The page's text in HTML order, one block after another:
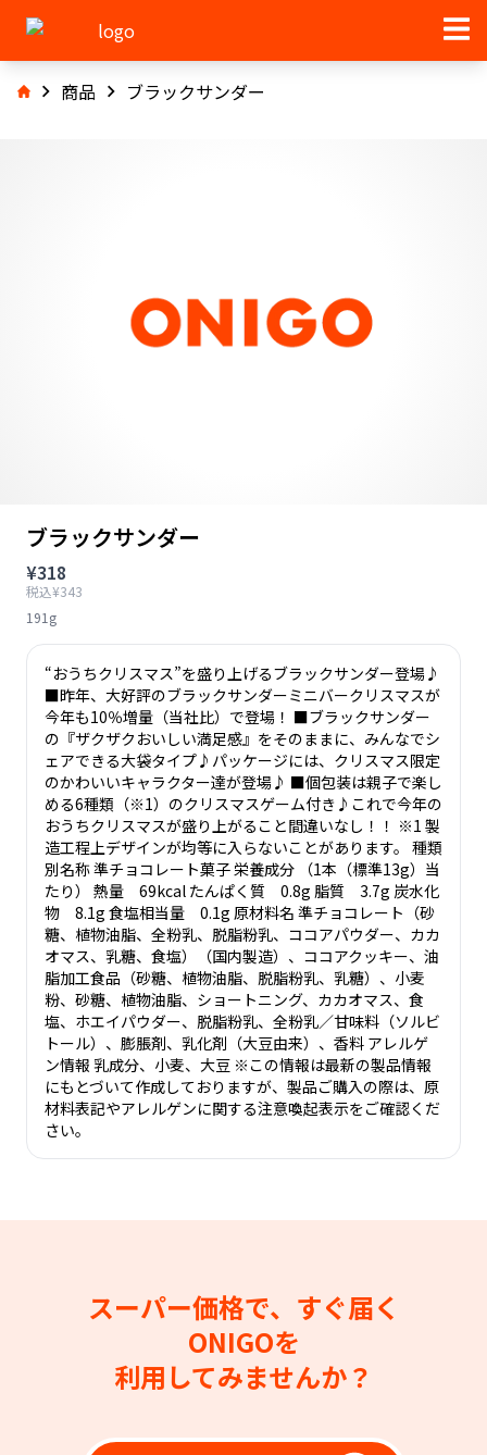
商品 ブラックサンダー
ブラックサンダー
¥318
税込¥343
191g
“おうちクリスマス”を盛り上げるブラックサンダー登場♪
■昨年、大好評のブラックサンダーミニバークリスマスが
今年も10％増量（当社比）で登場！ ■ブラックサンダー
の『ザクザクおいしい満足感』をそのままに、みんなでシ
ェアできる大袋タイプ♪パッケージには、クリスマス限定
のかわいいキャラクター達が登場♪ ■個包装は親子で楽し
める6種類（※1）のクリスマスゲーム付き♪これで今年の
おうちクリスマスが盛り上がること間違いなし！！ ※1 製
造工程上デザインが均等に入らないことがあります。 種類
別名称 準チョコレート菓子 栄養成分 （1本（標準13g）当
たり） 熱量 69kcal たんぱく質 0.8g 脂質 3.7g 炭水化
物 8.1g 食塩相当量 0.1g 原材料名 準チョコレート（砂
糖、植物油脂、全粉乳、脱脂粉乳、ココアパウダー、カカ
オマス、乳糖、食塩）（国内製造）、ココアクッキー、油
脂加工食品（砂糖、植物油脂、脱脂粉乳、乳糖）、小麦
粉、砂糖、植物油脂、ショートニング、カカオマス、食
塩、ホエイパウダー、脱脂粉乳、全粉乳／甘味料（ソルビ
トール）、膨脹剤、乳化剤（大豆由来）、香料 アレルゲ
ン情報 乳成分、小麦、大豆 ※この情報は最新の製品情報
にもとづいて作成しておりますが、製品ご購入の際は、原
材料表記やアレルゲンに関する注意喚起表示をご確認くだ
さい。
スーパー価格で、すぐ届く
ONIGOを
利用してみませんか？